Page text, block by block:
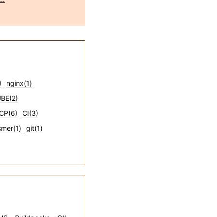
nginx(1)
CI(3)
git(1)